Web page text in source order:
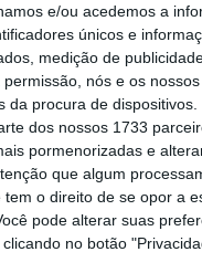
e/ou acedemos a
únicos e
medição de
permissão, nós e os
da procura de
dos nossos 1733
pormenorizadas e
que algum
o direito de se opor a
pode alterar suas
no botão